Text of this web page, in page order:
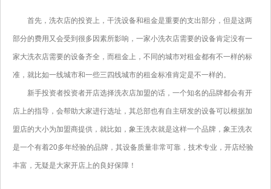
首先，洗衣店的投资上，干洗设备和租金是重要的支出部分，但是这两
部分的费用又会受到很多因素所影响，一家小洗衣店需要的设备肯定没有一
家大洗衣店需要的设备齐全，而租金上，不同的城市对租金都有不一样的标
准，就比如一线城市和一些三四线城市的租金标准肯定是不一样的。
新手投资者投资者开店选择洗衣店加盟的话，一个知名的品牌都会有开
店上的指导，会帮助大家进行选址，其总部也有自主研发的设备可以根据加
盟店的大小为加盟商提供，就比如，象王洗衣就是这样一个品牌，象王洗衣
是一个有着20多年经验的品牌，其设备质量非常可靠，技术专业，开店经验
丰富，无疑是大家开店上的良好保障！